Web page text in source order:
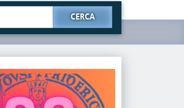
CERCA